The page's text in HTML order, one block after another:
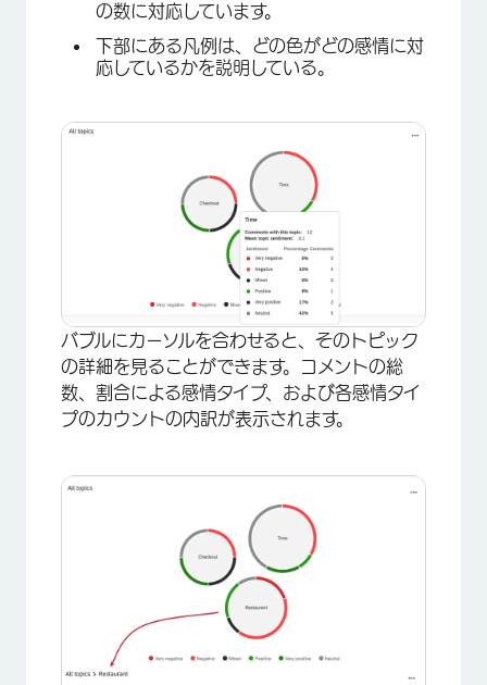
の数に対応しています。
下部にある凡例は、どの色がどの感情に対
応しているかを説明している。
バブルにカーソルを合わせると、そのトピック
の詳細を見ることができます。コメントの総
数、割合による感情タイプ、および各感情タイ
プのカウントの内訳が表示されます。